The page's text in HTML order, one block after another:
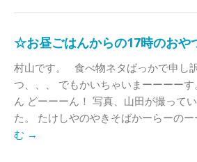
☆お昼ごはんからの17時のお
村山です。 食べ物ネタばっかで申し
つ、、、 でもかいちゃいまーーーー
ん どーーーん！ 写真、山田が撮って
た。 たけしやのやきそばかーらーの
む →